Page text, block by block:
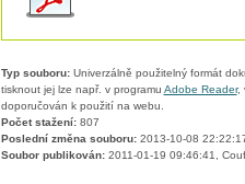
Typ souboru:Univerzálně použitelný formát
tisknout jej lze např. v programu Adobe Reader,
doporučován k použití na webu.
Počet stažení:807
Poslední změna souboru:2013-10-08
Soubor publikován:2011-01-19 09:46:41,